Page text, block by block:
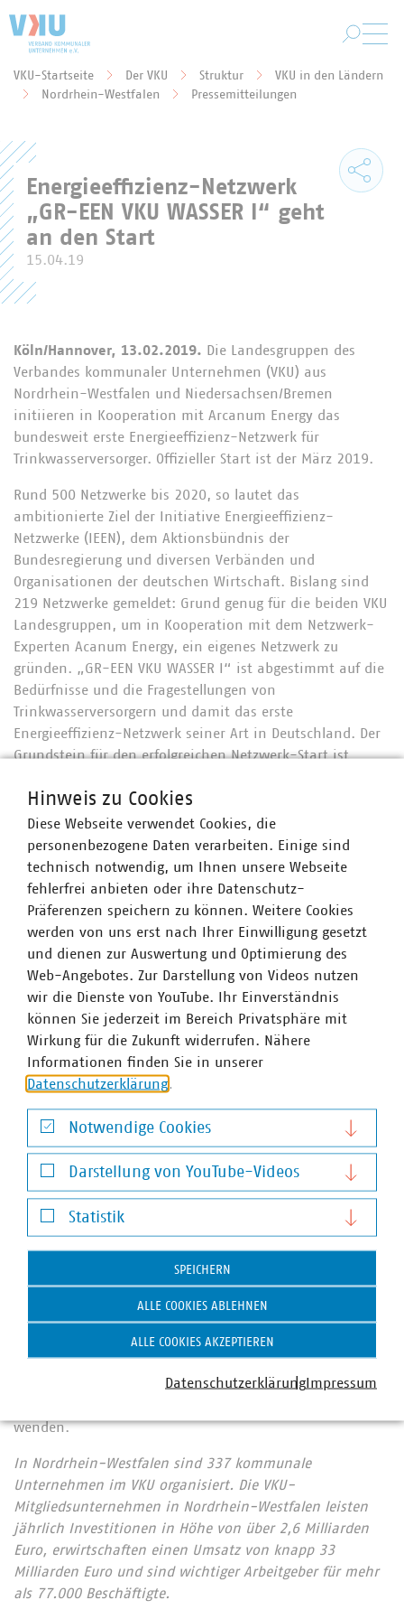
Sie befinden sich hier:
VKU-Startseite Der VKU Struktur
VKU in den Ländern
Nordrhein-Westfalen
Pressemitteilungen
Energieeffizienz-Netzwerk
„GR-EEN VKU WASSER I“ geht
an den Start
15.04.19
Köln/Hannover, 13.02.2019. Die Landesgruppen des
Verbandes kommunaler Unternehmen (VKU) aus
Nordrhein-Westfalen und Niedersachsen/Bremen
initiieren in Kooperation mit Arcanum Energy das
bundesweit erste Energieeffizienz-Netzwerk für
Trinkwasserversorger. Offizieller Start ist der März 2019.
Rund 500 Netzwerke bis 2020, so lautet das
ambitionierte Ziel der Initiative Energieeffizienz-
Netzwerke (IEEN), dem Aktionsbündnis der
Bundesregierung und diversen Verbänden und
Organisationen der deutschen Wirtschaft. Bislang sind
219 Netzwerke gemeldet: Grund genug für die beiden VKU
Landesgruppen, um in Kooperation mit dem Netzwerk-
Experten Acanum Energy, ein eigenes Netzwerk zu
gründen. „GR-EEN VKU WASSER I“ ist abgestimmt auf die
Bedürfnisse und die Fragestellungen von
Trinkwasserversorgern und damit das erste
Energieeffizienz-Netzwerk seiner Art in Deutschland. Der
Grundstein für den erfolgreichen Netzwerk-Start ist
ersten Netzwerktreffen im März zugesagt.
Um interessierte Unternehmen für das Netzwerk zu
gewinnen, braucht es ein passendes Konzept und die
richtigen Argumente. Dies wird mit „GR-EEN VKU WASSER
Anforderungen und Fragestellungen, wenn es darum
geht, Energieeffizienz-Maßnahmen einzuführen und
umzusetzen. Zentral dabei ist, der persönliche
Erfahrungsaustausch in den Netzwerktreffen. Für alle
Unterstützung via Webinare angeboten.
„Wir freuen uns über die positive Resonanz der
Unternehmen und ganz besonders, dass viele
Trinkwasserversorger bei der Energieeffizienz ‚Flagge‘
zeigen wollen“, so Guntram Pehlke, Vorsitzender der VKU
Landesgruppe Nordrhein-Westfalen. „Die interessierten
Unternehmen haben selbst einiges für Energieeffizienz
geleistet - jetzt wollen sie den nächsten Schritt gehen.
Dafür suchen sie fachlichen Input und besonders den
Erfahrungsaustausch mit Kollegen. Die Plattform ‚GR-EEN
Frank Wiegelmann, Vorsitzender der VKU Landesgruppe
Niedersachsen/Bremen.
Interessierte Unternehmen haben jetzt noch die
Möglichkeit, Mitglied des Netzwerks „GR-EEN VKU WASSER
I“ zu werden und können sich direkt an Herrn Moritz
wenden.
In Nordrhein-Westfalen sind 337 kommunale
Unternehmen im VKU organisiert. Die VKU-
Mitgliedsunternehmen in Nordrhein-Westfalen leisten
jährlich Investitionen in Höhe von über 2,6 Milliarden
Euro, erwirtschaften einen Umsatz von knapp 33
Milliarden Euro und sind wichtiger Arbeitgeber für mehr
als 77.000 Beschäftigte.
Hinweis zu Cookies
Diese Webseite verwendet Cookies, die
personenbezogene Daten verarbeiten. Einige sind
technisch notwendig, um Ihnen unsere Webseite
fehlerfrei anbieten oder ihre Datenschutz-
Präferenzen speichern zu können. Weitere Cookies
werden von uns erst nach Ihrer Einwilligung gesetzt
und dienen zur Auswertung und Optimierung des
Web-Angebotes. Zur Darstellung von Videos nutzen
wir die Dienste von YouTube. Ihr Einverständnis
können Sie jederzeit im Bereich Privatsphäre mit
Wirkung für die Zukunft widerrufen. Nähere
Informationen finden Sie in unserer
Datenschutzerklärung
Notwendige Cookies
Notwendige Cookies
Darstellung von YouTube-Videos
Darstellung von YouTube-Videos
Statistik
Statistik
SPEICHERN
ALLE COOKIES ABLEHNEN
ALLE COOKIES AKZEPTIEREN
DatenschutzerklärungImpressum